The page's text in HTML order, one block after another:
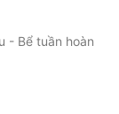
- Bể tuần hoàn